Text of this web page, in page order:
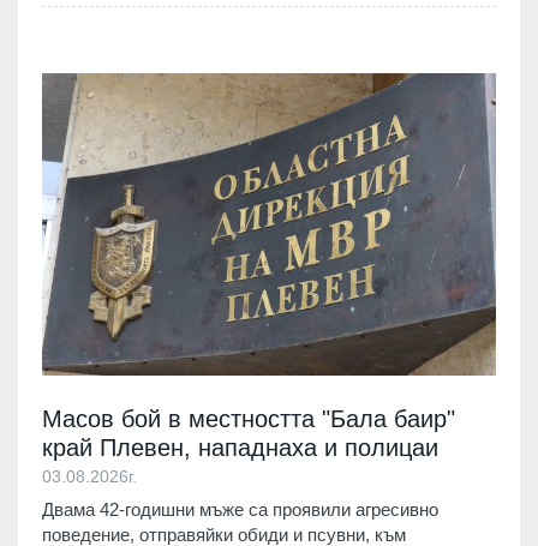
Масов бой в местността "Бала баир"
край Плевен, нападнаха и полицаи
03.08.2026г.
Двама 42-годишни мъже са проявили агресивно
поведение, отправяйки обиди и псувни, към